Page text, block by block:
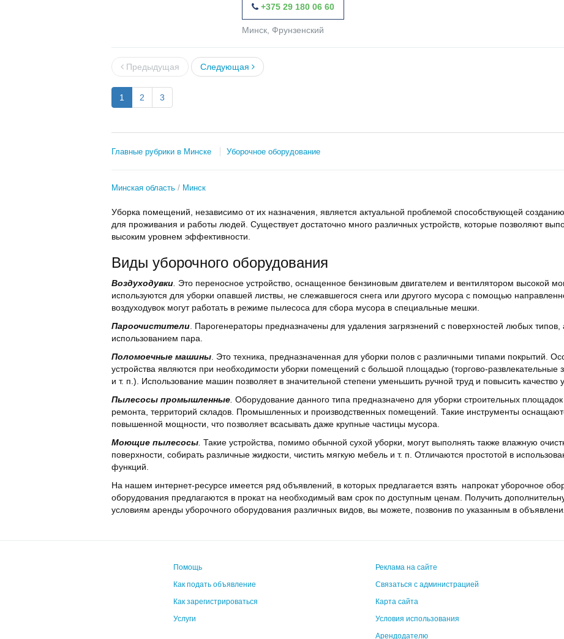
+375 29 180 06 60
Минск, Фрунзенский
Предыдущая Следующая
1 2 3
Главные рубрики в Минске Уборочное оборудование
Минская область Минск
Уборка помещений, независимо от их назначения, является актуальной проблемой способствующей
для проживания и работы людей. Существует достаточно много различных устройств, которые позволяют
высоким уровнем эффективности.
Виды уборочного оборудования
Воздуходувки. Это переносное устройство, оснащенное бензиновым двигателем и вентилятором высокой
используются для уборки опавшей листвы, не слежавшегося снега или другого мусора с помощью
воздуходувок могут работать в режиме пылесоса для сбора мусора в специальные мешки.
Пароочистители. Парогенераторы предназначены для удаления загрязнений с поверхностей любых типов,
использованием пара.
Поломоечные машины. Это техника, предназначенная для уборки полов с различными типами покрытий.
устройства являются при необходимости уборки помещений с большой площадью (торгово-
и т. п.). Использование машин позволяет в значительной степени уменьшить ручной труд и повысить качество
Пылесосы промышленные. Оборудование данного типа предназначено для уборки строительных
ремонта, территорий складов. Промышленных и производственных помещений. Такие инструменты
повышенной мощности, что позволяет всасывать даже крупные частицы мусора.
Моющие пылесосы. Такие устройства, помимо обычной сухой уборки, могут выполнять также влажную
поверхности, собирать различные жидкости, чистить мягкую мебель и т. п. Отличаются простотой в
функций.
На нашем интернет-ресурсе имеется ряд объявлений, в которых предлагается взять напрокат уборочное
оборудования предлагаются в прокат на необходимый вам срок по доступным ценам. Получить
условиям аренды уборочного оборудования различных видов, вы можете, позвонив по указанным в
Помощь
Как подать объявление
Как зарегистрироваться
Услуги
Реклама на сайте
Связаться с администрацией
Карта сайта
Условия использования
Арендодателю